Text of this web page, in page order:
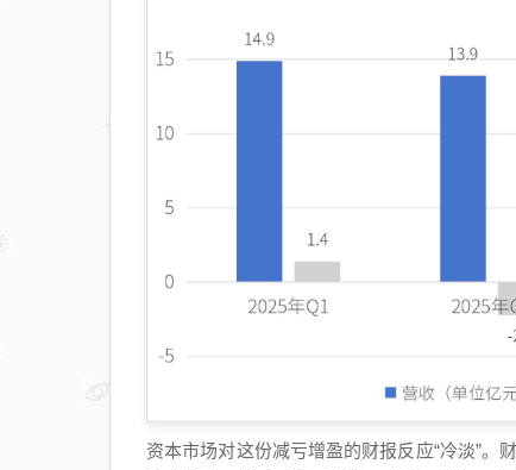
资本市场对这份减亏增盈的财报反应“冷淡”。